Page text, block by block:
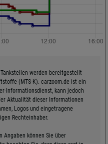
werden bereitgestellt
(MTS-K). carzoom.de ist ein
Informationsdienst, kann jedoch
Aktualität dieser Informationen
Logos und eingetragene
Rechteinhaber.
Angaben können Sie über